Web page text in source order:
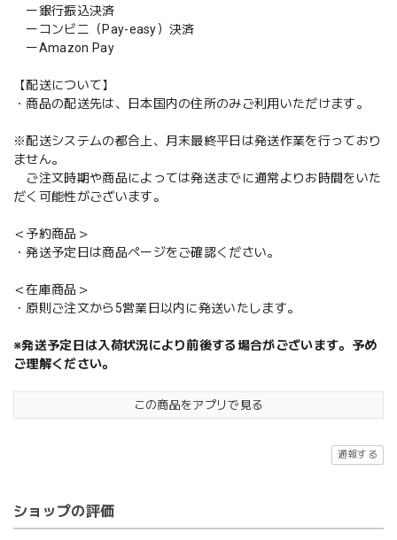
ー銀行振込決済
ーコンビニ（Pay-easy）決済
ーAmazon Pay
【配送について】
・商品の配送先は、日本国内の住所のみご利用いただけます。
※配送システムの都合上、月末最終平日は発送作業を行っており
ません。
ご注文時期や商品によっては発送までに通常よりお時間をいた
だく可能性がございます。
＜予約商品＞
・発送予定日は商品ページをご確認ください。
＜在庫商品＞
・原則ご注文から5営業日以内に発送いたします。
※発送予定日は入荷状況により前後する場合がございます。予め
ご理解ください。
この商品をアプリで見る
通報する
ショップの評価